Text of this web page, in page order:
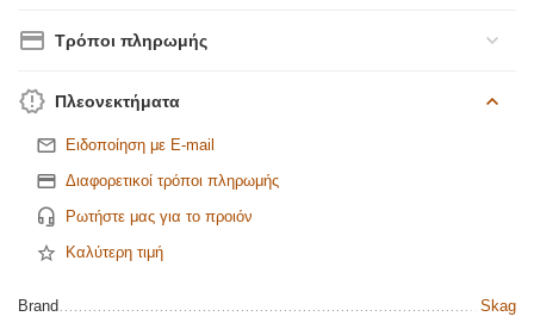
Τρόποι πληρωμής
Πλεονεκτήματα
Ειδοποίηση με E-mail
Διαφορετικοί τρόποι πληρωμής
Ρωτήστε μας για το προιόν
Καλύτερη τιμή
Brand Skag